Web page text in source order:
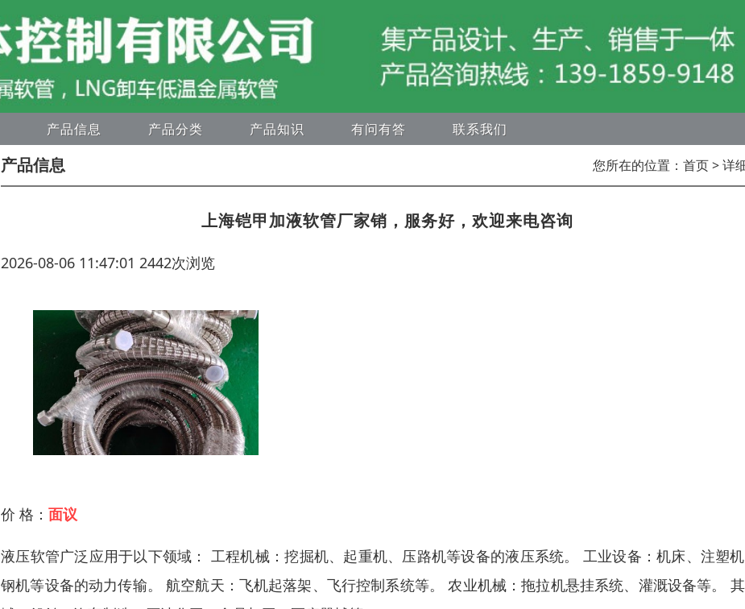
产品信息 产品分类 产品知识 有问有答 联系我们
产品信息 您所在的位置： 首页> 详
上海铠甲加液软管厂家销，服务好，欢迎来电咨询
2026-08-06 11:47:01 2442次浏览
价 格： 面议
液压软管广泛应用于以下领域： 工程机械：挖掘机、起重机、压路机等设备的液压系统。 工业设备：机床、注塑
钢机等设备的动力传输。 航空航天：飞机起落架、飞行控制系统等。 农业机械：拖拉机悬挂系统、灌溉设备等。